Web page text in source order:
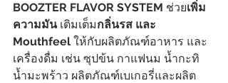
BOOZTER FLAVOR SYSTEM ช่วยเพิ่ม
ความมัน เติมเต็มกลิ่นรส และ
Mouthfeel ให้กับผลิตภัณฑ์อาหาร และ
เครื่องดื่ม เช่น ซุปข้น กาแฟนม น้ำกะทิ
น้ำมะพร้าว ผลิตภัณฑ์เบเกอรี่และผลิต